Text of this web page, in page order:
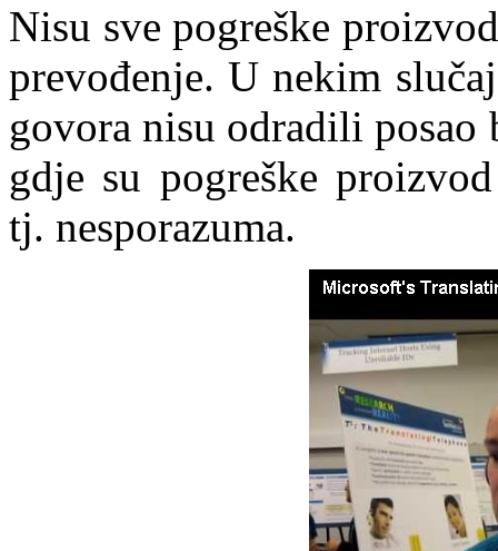
Nisu sve pogreške
prevođenje. U nekim
govora nisu odradili posao
gdje su pogreške
tj. nesporazuma.